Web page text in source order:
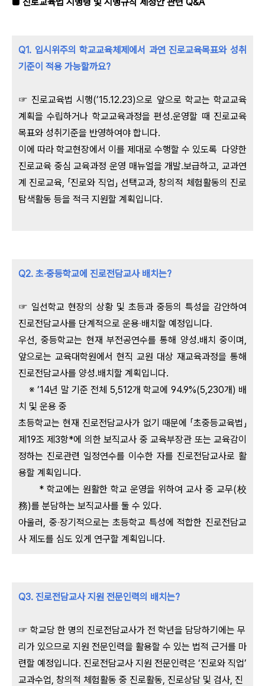
Q1. 입시위주의 학교교육체제에서 과연 진로교육목표와 성취
기준이 적용 가능할까요?
☞ 진로교육법 시행(’15.12.23)으로 앞으로 학교는 학교교육
계획을 수립하거나 학교교육과정을 편성․운영할 때 진로교육
목표와 성취기준을 반영하여야 합니다.
이에 따라 학교현장에서 이를 제대로 수행할 수 있도록 다양한
진로교육 중심 교육과정 운영 매뉴얼을 개발․보급하고, 교과연
계 진로교육, 「진로와 직업」 선택교과, 창의적 체험활동의 진로
탐색활동 등을 적극 지원할 계획입니다.
Q2. 초·중등학교에 진로전담교사 배치는?
☞ 일선학교 현장의 상황 및 초등과 중등의 특성을 감안하여
진로전담교사를 단계적으로 운용‧배치할 예정입니다.
우선, 중등학교는 현재 부전공연수를 통해 양성․배치 중이며,
앞으로는 교육대학원에서 현직 교원 대상 재교육과정을 통해
진로전담교사를 양성․배치할 계획입니다.
※ ’14년 말 기준 전체 5,512개 학교에 94.9%(5,230개) 배
치 및 운용 중
초등학교는 현재 진로전담교사가 없기 때문에 「초중등교육법」
제19조 제3항*에 의한 보직교사 중 교육부장관 또는 교육감이
정하는 진로관련 일정연수를 이수한 자를 진로전담교사로 활
용할 계획입니다.
* 학교에는 원활한 학교 운영을 위하여 교사 중 교무(校
務)를 분담하는 보직교사를 둘 수 있다.
아울러, 중‧장기적으로는 초등학교 특성에 적합한 진로전담교
사 제도를 심도 있게 연구할 계획입니다.
Q3. 진로전담교사 지원 전문인력의 배치는?
☞ 학교당 한 명의 진로전담교사가 전 학년을 담당하기에는 무
리가 있으므로 지원 전문인력을 활용할 수 있는 법적 근거를 마
련할 예정입니다. 진로전담교사 지원 전문인력은 ‘진로와 직업’
교과수업, 창의적 체험활동 중 진로활동, 진로상담 및 검사, 진